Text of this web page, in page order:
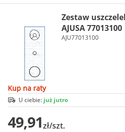
Zestaw
AJUSA 77013100
AJU77013100
Kup na raty
U ciebie: już jutro
49,91zł/szt.